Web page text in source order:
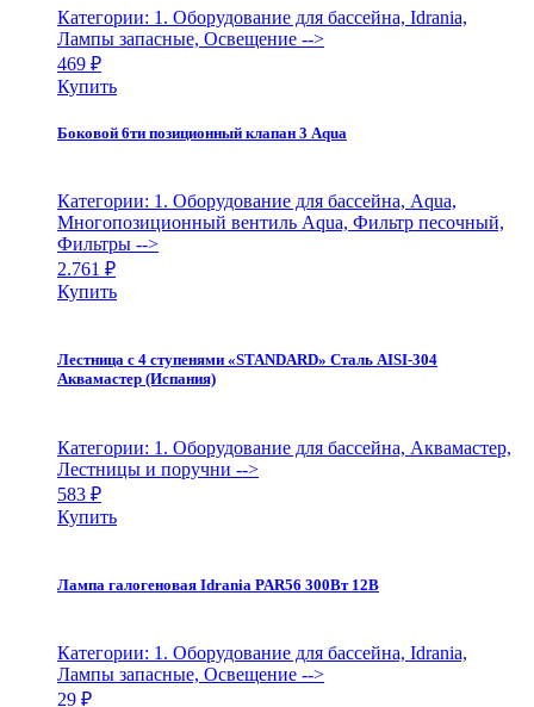
Категории: 1. Оборудование для бассейна, Idrania,
Лампы запасные, Освещение -->
469 ₽
Купить
Боковой 6ти позиционный клапан 3 Aqua
Категории: 1. Оборудование для бассейна, Aqua,
Многопозиционный вентиль Aqua, Фильтр песочный,
Фильтры -->
2.761 ₽
Купить
Лестница с 4 ступенями «STANDARD» Сталь AISI-304
Аквамастер (Испания)
Категории: 1. Оборудование для бассейна, Аквамастер,
Лестницы и поручни -->
583 ₽
Купить
Лампа галогеновая Idrania PAR56 300Вт 12В
Категории: 1. Оборудование для бассейна, Idrania,
Лампы запасные, Освещение -->
29 ₽